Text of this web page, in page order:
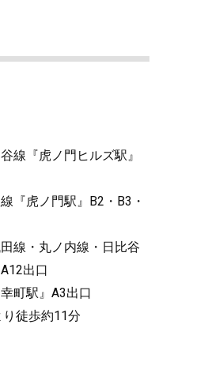
線『虎ノ門ヒルズ駅』
『虎ノ門駅』B2・B3・
線・丸ノ内線・日比谷
出口
町駅』A3出口
徒歩約11分